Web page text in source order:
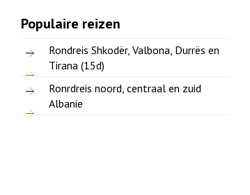
Populaire reizen
Rondreis Shkodër, Valbona, Durrës en
Tirana (15d)
Ronrdreis noord, centraal en zuid
Albanie